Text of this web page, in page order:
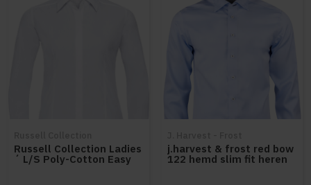
Russell Collection Ladies
´ L/S Poly-Cotton Easy
j.harvest & frost red bow
122 hemd slim fit heren